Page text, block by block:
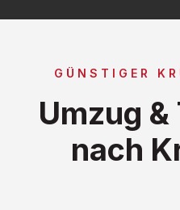
GÜNSTIGER
Umzug
nach